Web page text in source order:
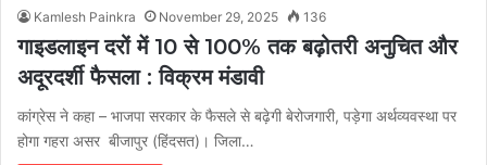
Kamlesh Painkra November 29, 2025 136
गाइडलाइन दरों में 10 से 100% तक बढ़ोतरी अनुचित और
अदूरदर्शी फैसला : विक्रम मंडावी
कांग्रेस ने कहा – भाजपा सरकार के फैसले से बढ़ेगी बेरोजगारी, पड़ेगा अर्थव्यवस्था पर
होगा गहरा असर बीजापुर (हिंदसत)। जिला…